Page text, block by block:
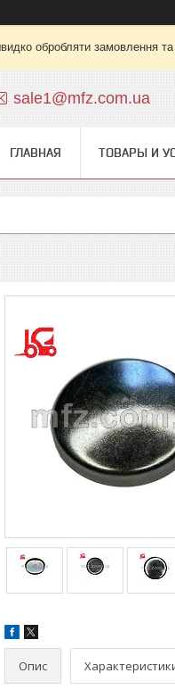
обробляти замовлення
sale1@mfz.com.ua
ГЛАВНАЯ ТОВАРЫ И
Опис